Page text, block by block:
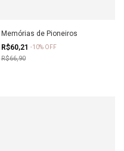
Memórias de Pioneiros
R$60,21 -10% OFF
R$66,90